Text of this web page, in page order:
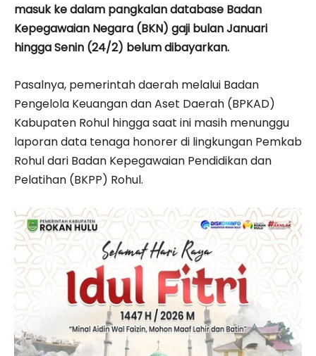
masuk ke dalam pangkalan database Badan
Kepegawaian Negara (BKN) gaji bulan Januari
hingga Senin (24/2) belum dibayarkan.
Pasalnya, pemerintah daerah melalui Badan
Pengelola Keuangan dan Aset Daerah (BPKAD)
Kabupaten Rohul hingga saat ini masih menunggu
laporan data tenaga honorer di lingkungan Pemkab
Rohul dari Badan Kepegawaian Pendidikan dan
Pelatihan (BKPP) Rohul.